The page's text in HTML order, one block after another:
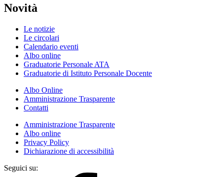
Novità
Le notizie
Le circolari
Calendario eventi
Albo online
Graduatorie Personale ATA
Graduatorie di Istituto Personale Docente
Albo Online
Amministrazione Trasparente
Contatti
Amministrazione Trasparente
Albo online
Privacy Policy
Dichiarazione di accessibilità
Seguici su: